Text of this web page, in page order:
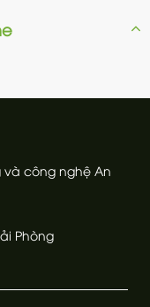
và công nghệ An
Phòng